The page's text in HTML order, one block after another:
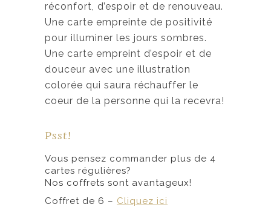
:
3
,
5
0
,
5
0
réconfort, d’espoir et de renouveau.
Une carte empreinte de positivité
pour illuminer les jours sombres.
Une carte empreint d’espoir et de
douceur avec une illustration
colorée qui saura réchauffer le
coeur de la personne qui la recevra!
Psst!
Vous pensez commander plus de 4
cartes régulières?
Nos coffrets sont avantageux!
Coffret de 6 – Cliquez ici